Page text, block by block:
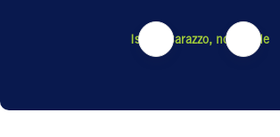
Isabel Carazzo, no Google